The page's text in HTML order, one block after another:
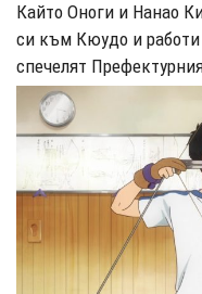
Кайто Оноги и Нанао
си към Кюудо и
спечелят